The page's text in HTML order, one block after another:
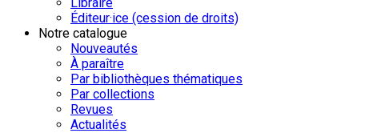
Éditeur·ice (cession de droits)
Notre catalogue
Nouveautés
À paraître
Par bibliothèques thématiques
Par collections
Revues
Actualités